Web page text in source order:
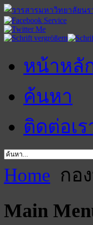
หน้าหลั
ค้นหา
ติดต่อเร
Home กอ
Main